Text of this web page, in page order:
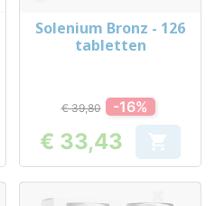
Solenium Bronz - 126
tabletten
€ 39,80 -16%
Prijs
€ 33,43 